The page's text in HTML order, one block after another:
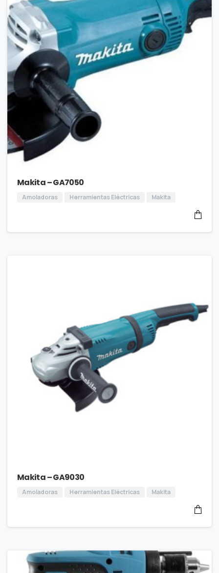
Makita – GA7050
Amoladoras Herramientas Eléctricas Makita
Makita – GA9030
Amoladoras Herramientas Eléctricas Makita